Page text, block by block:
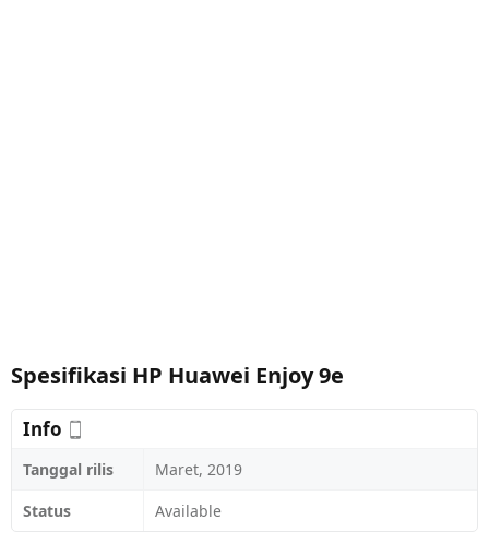
Spesifikasi HP Huawei Enjoy 9e
Info
Tanggal rilis
Maret, 2019
Status
Available